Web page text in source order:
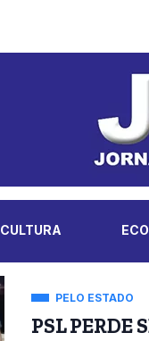
CULTURA
PELO ESTADO
PSL PERDE